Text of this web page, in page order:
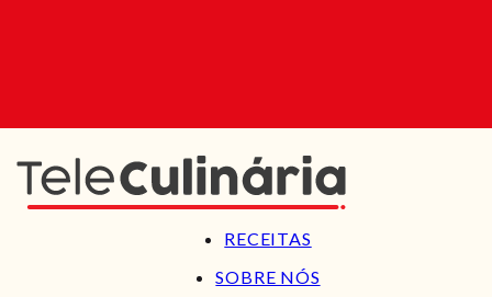
RECEITAS
SOBRE NÓS